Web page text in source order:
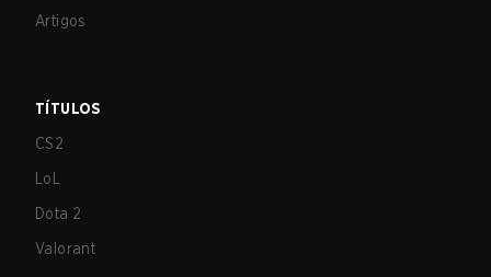
Artigos
TÍTULOS
CS2
LoL
Dota 2
Valorant